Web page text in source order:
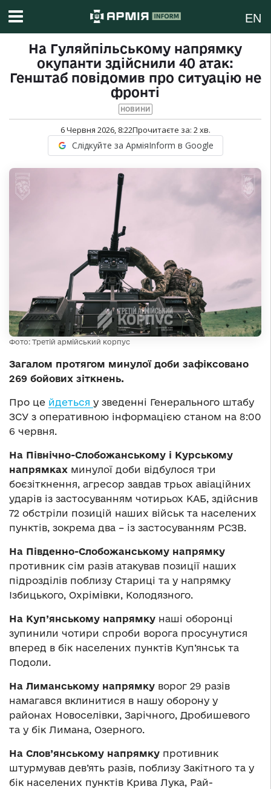
EN
На Гуляйпільському напрямку
окупанти здійснили 40 атак:
Генштаб повідомив про ситуацію не
фронті
НОВИНИ
6 Червня 2026, 8:22Прочитаєте за: 2хв.
Слідкуйте за АрміяInform в Google
Фото: Третій армійський корпус
Загалом протягом минулої доби зафіксовано
269 бойових зіткнень.
Про це йдеться у зведенні Генерального штабу
ЗСУ з оперативною інформацією станом на 8:00
6 червня.
На Північно-Слобожанському і Курському
напрямках минулої доби відбулося три
боєзіткнення, агресор завдав трьох авіаційних
ударів із застосуванням чотирьох КАБ, здійснив
72 обстріли позицій наших військ та населених
пунктів, зокрема два – із застосуванням РСЗВ.
На Південно-Слобожанському напрямку
противник сім разів атакував позиції наших
підрозділів поблизу Стариці та у напрямку
Ізбицького, Охрімівки, Колодязного.
На Куп’янському напрямку наші оборонці
зупинили чотири спроби ворога просунутися
вперед в бік населених пунктів Куп’янськ та
Подоли.
На Лиманському напрямку ворог 29 разів
намагався вклинитися в нашу оборону у
районах Новоселівки, Зарічного, Дробишевого
та у бік Лимана, Озерного.
На Слов’янському напрямку противник
штурмував дев’ять разів, поблизу Закітного та у
бік населених пунктів Крива Лука, Рай-